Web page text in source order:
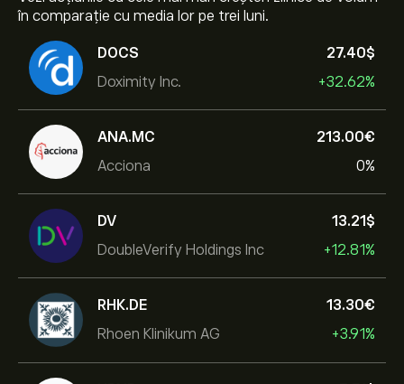
în comparație cu media lor pe trei luni.
DOCS
Doximity Inc.
27.40‎$‎
+32.62%
ANA.MC
Acciona
213.00‎€‎
0%
DV
DoubleVerify Holdings Inc
13.21‎$‎
+12.81%
RHK.DE
Rhoen Klinikum AG
13.30‎€‎
+3.91%